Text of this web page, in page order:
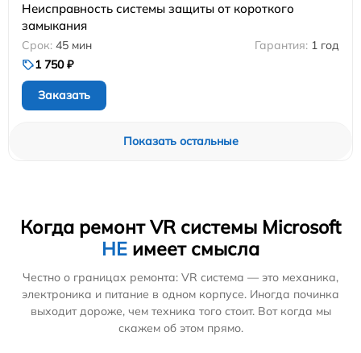
Неисправность системы защиты от короткого
замыкания
45 мин
1 год
1 750 ₽
Заказать
Показать остальные
Когда ремонт VR системы Microsoft
НЕ имеет смысла
Честно о границах ремонта: VR система — это механика,
электроника и питание в одном корпусе. Иногда починка
выходит дороже, чем техника того стоит. Вот когда мы
скажем об этом прямо.